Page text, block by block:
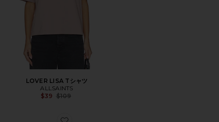
LOVER LISA Tシャツ
ALLSAINTS
$39 Previous price:
$109